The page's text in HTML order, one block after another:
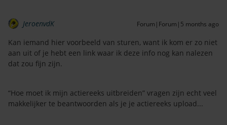
JeroenvdK Forum|Forum|5 months ago
Kan iemand hier voorbeeld van sturen, want ik kom er zo niet
aan uit of je hebt een link waar ik deze info nog kan nalezen
dat zou fijn zijn.
“Hoe moet ik mijn actiereeks uitbreiden” vragen zijn echt veel
makkelijker te beantwoorden als je je actiereeks upload...